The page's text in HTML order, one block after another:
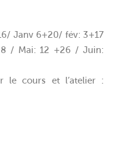
Janv 6+20/ fév: 3+17
/ Mai: 12 +26 / Juin:
le cours et l’atelier :